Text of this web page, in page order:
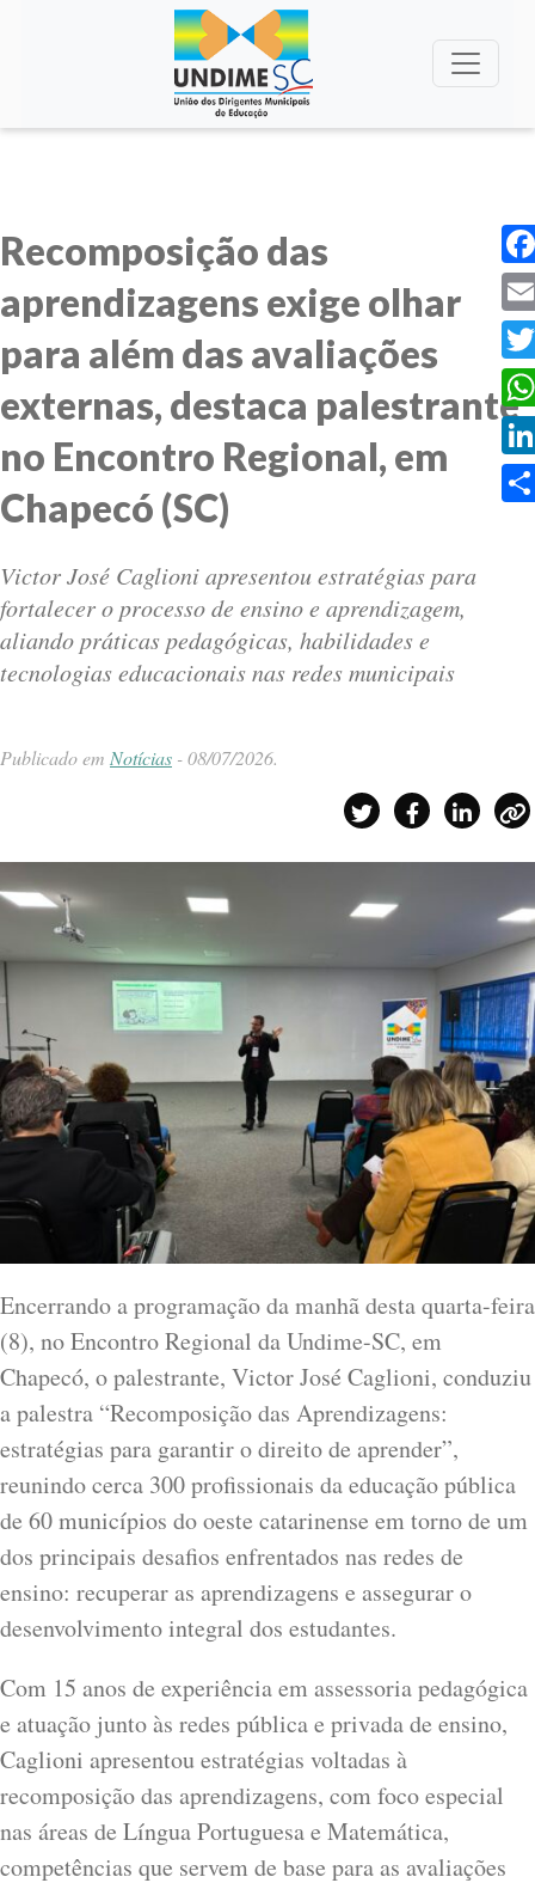
Recomposição das
aprendizagens exige olhar
para além das avaliações
externas, destaca palestrante
no Encontro Regional, em
Chapecó (SC)
Victor José Caglioni apresentou estratégias para
fortalecer o processo de ensino e aprendizagem,
aliando práticas pedagógicas, habilidades e
tecnologias educacionais nas redes municipais
Publicado em Notícias -08/07/2026.
Encerrando a programação da manhã desta quarta-feira
(8), no Encontro Regional da Undime-SC, em
Chapecó, o palestrante, Victor José Caglioni, conduziu
a palestra “Recomposição das Aprendizagens:
estratégias para garantir o direito de aprender”,
reunindo cerca 300 profissionais da educação pública
de 60 municípios do oeste catarinense em torno de um
dos principais desafios enfrentados nas redes de
ensino: recuperar as aprendizagens e assegurar o
desenvolvimento integral dos estudantes.
Com 15 anos de experiência em assessoria pedagógica
e atuação junto às redes pública e privada de ensino,
Caglioni apresentou estratégias voltadas à
recomposição das aprendizagens, com foco especial
nas áreas de Língua Portuguesa e Matemática,
competências que servem de base para as avaliações